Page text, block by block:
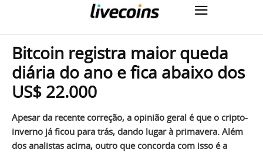
Bitcoin registra maior queda
diária do ano e fica abaixo dos
US$ 22.000
Apesar da recente correção, a opinião geral é que o cripto-
inverno já ficou para trás, dando lugar à primavera. Além
dos analistas acima, outro que concorda com isso é a